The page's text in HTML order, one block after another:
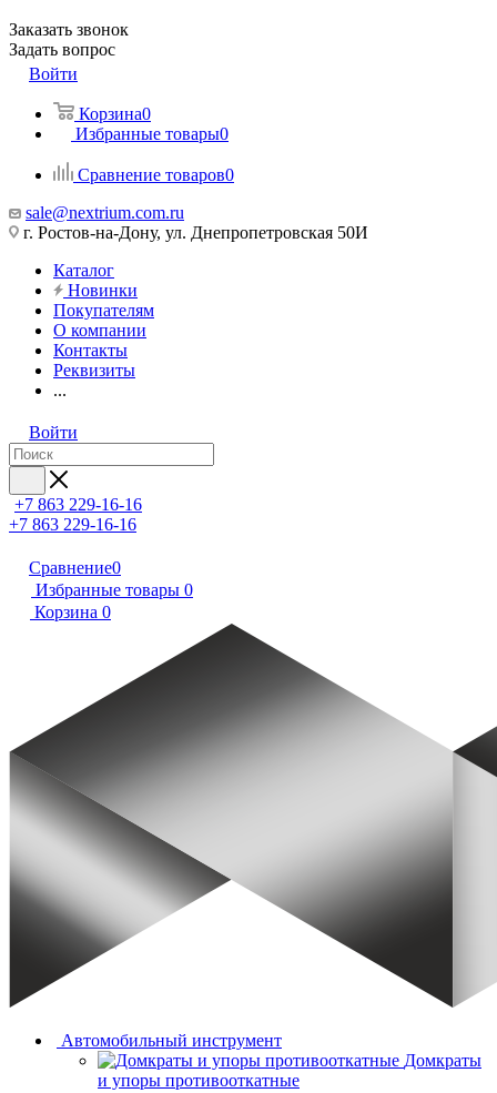
Заказать звонок
Задать вопрос
Войти
Корзина0
Избранные товары0
Сравнение товаров0
sale@nextrium.com.ru
г. Ростов-на-Дону, ул. Днепропетровская 50И
Каталог
Новинки
Покупателям
О компании
Контакты
Реквизиты
...
Войти
+7 863 229-16-16
+7 863 229-16-16
Сравнение0
Избранные товары 0
Корзина 0
Автомобильный инструмент
Домкраты
и упоры противооткатные